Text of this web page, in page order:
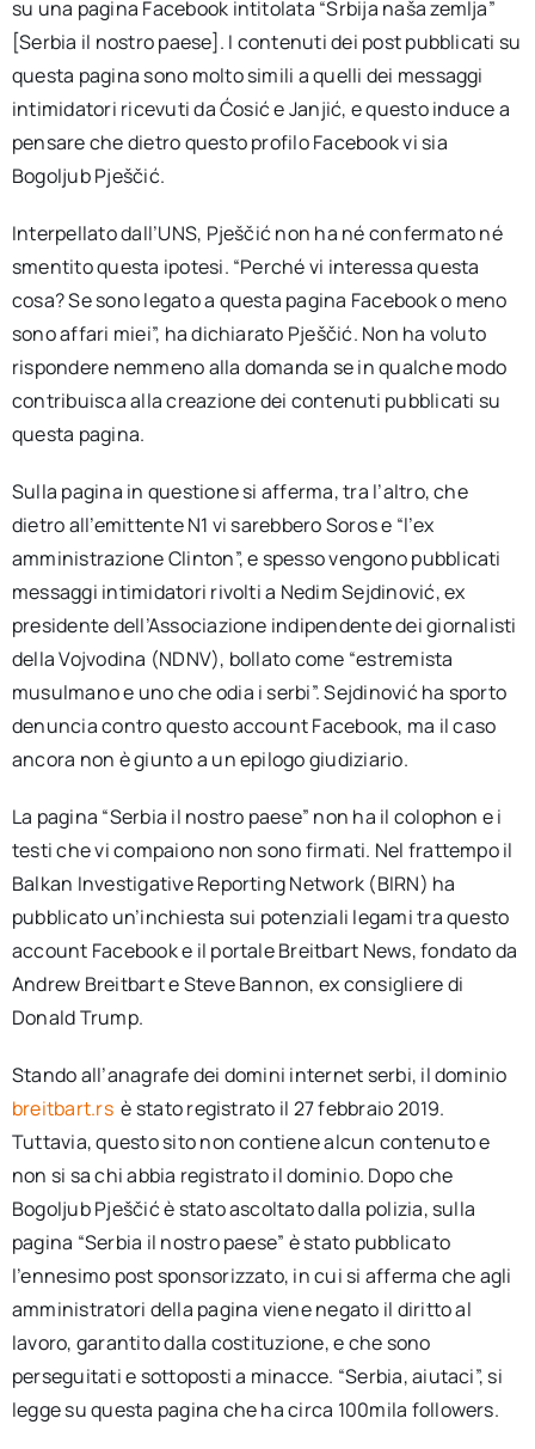
su una pagina Facebook intitolata “Srbija naša zemlja”
[Serbia il nostro paese]. I contenuti dei post pubblicati su
questa pagina sono molto simili a quelli dei messaggi
intimidatori ricevuti da Ćosić e Janjić, e questo induce a
pensare che dietro questo profilo Facebook vi sia
Bogoljub Pješčić.
Interpellato dall’UNS, Pješčić non ha né confermato né
smentito questa ipotesi. “Perché vi interessa questa
cosa? Se sono legato a questa pagina Facebook o meno
sono affari miei”, ha dichiarato Pješčić. Non ha voluto
rispondere nemmeno alla domanda se in qualche modo
contribuisca alla creazione dei contenuti pubblicati su
questa pagina.
Sulla pagina in questione si afferma, tra l’altro, che
dietro all’emittente N1 vi sarebbero Soros e “l’ex
amministrazione Clinton”, e spesso vengono pubblicati
messaggi intimidatori rivolti a Nedim Sejdinović, ex
presidente dell’Associazione indipendente dei giornalisti
della Vojvodina (NDNV), bollato come “estremista
musulmano e uno che odia i serbi”. Sejdinović ha sporto
denuncia contro questo account Facebook, ma il caso
ancora non è giunto a un epilogo giudiziario.
La pagina “Serbia il nostro paese” non ha il colophon e i
testi che vi compaiono non sono firmati. Nel frattempo il
Balkan Investigative Reporting Network (BIRN) ha
pubblicato un’inchiesta sui potenziali legami tra questo
account Facebook e il portale Breitbart News, fondato da
Andrew Breitbart e Steve Bannon, ex consigliere di
Donald Trump.
Stando all’anagrafe dei domini internet serbi, il dominio
breitbart.rs è stato registrato il 27 febbraio 2019.
Tuttavia, questo sito non contiene alcun contenuto e
non si sa chi abbia registrato il dominio. Dopo che
Bogoljub Pješčić è stato ascoltato dalla polizia, sulla
pagina “Serbia il nostro paese” è stato pubblicato
l’ennesimo post sponsorizzato, in cui si afferma che agli
amministratori della pagina viene negato il diritto al
lavoro, garantito dalla costituzione, e che sono
perseguitati e sottoposti a minacce. “Serbia, aiutaci”, si
legge su questa pagina che ha circa 100mila followers.